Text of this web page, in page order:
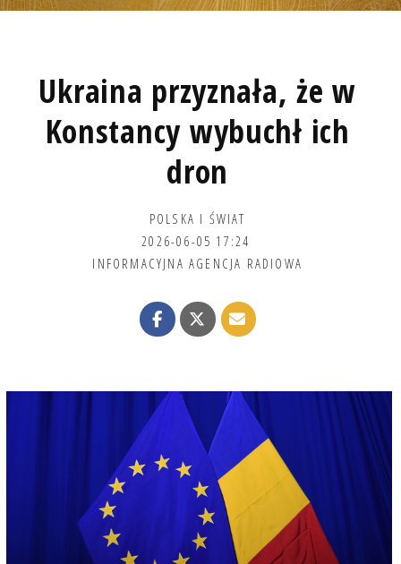
Ukraina przyznała, że w
Konstancy wybuchł ich
dron
POLSKA I ŚWIAT
2026-06-05 17:24
INFORMACYJNA AGENCJA RADIOWA